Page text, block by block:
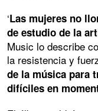
‘Las mujeres no
de estudio de la
Music lo describe
la resistencia y
de la música para
difíciles en